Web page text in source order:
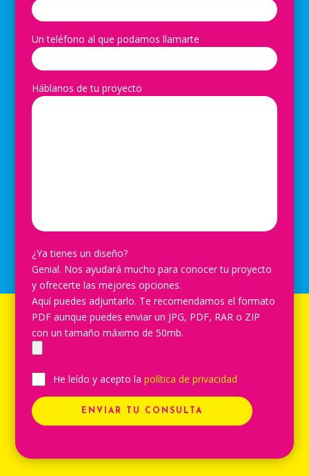
Un teléfono al que podamos llamarte
Háblanos de tu proyecto
¿Ya tienes un diseño?
Genial. Nos ayudará mucho para conocer tu proyecto
y ofrecerte las mejores opciones.
Aquí puedes adjuntarlo. Te recomendamos el formato
PDF aunque puedes enviar un JPG, PDF, RAR o ZIP
con un tamaño máximo de 50mb.
He leído y acepto lapolítica de privacidad